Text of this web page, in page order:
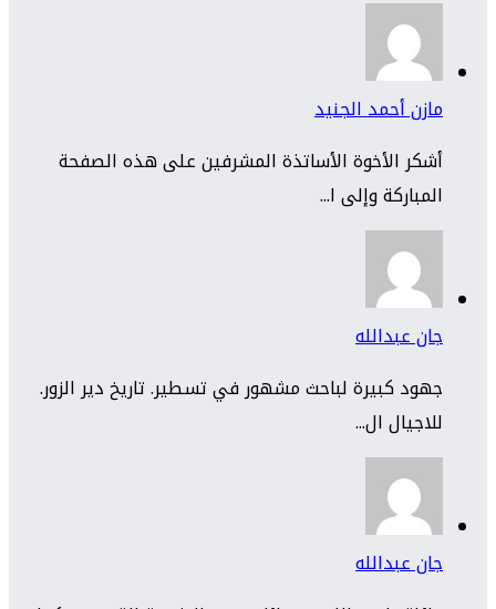
مازن أحمد الجنيد
أشكر الأخوة الأساتذة المشرفين على هذه الصفحة
المباركة وإلى ا...
جان عبدالله
جهود كبيرة لباحث مشهور في تسطير. تاريخ دير الزور.
للاجيال ال...
جان عبدالله